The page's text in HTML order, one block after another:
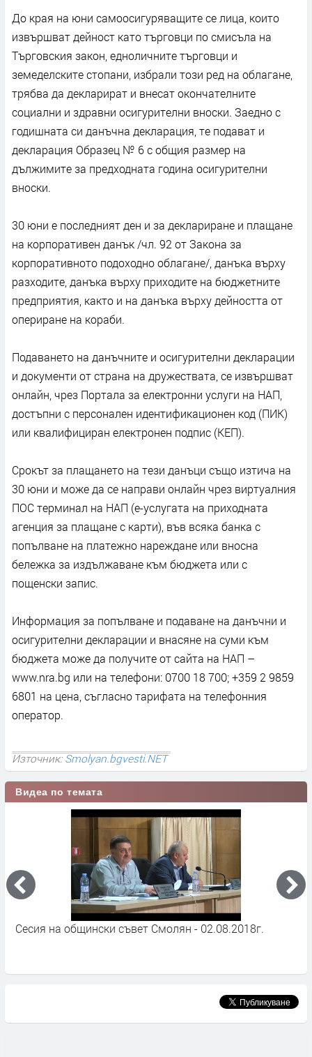
До края на юни самоосигуряващите се лица, които
извършват дейност като търговци по смисъла на
Търговския закон, едноличните търговци и
земеделските стопани, избрали този ред на облагане,
трябва да декларират и внесат окончателните
социални и здравни осигурителни вноски. Заедно с
годишната си данъчна декларация, те подават и
декларация Образец № 6 с общия размер на
дължимите за предходната година осигурителни
вноски.
30 юни е последният ден и за деклариране и плащане
на корпоративен данък /чл. 92 от Закона за
корпоративното подоходно облагане/, данъка върху
разходите, данъка върху приходите на бюджетните
предприятия, както и на данъка върху дейността от
опериране на кораби.
Подаването на данъчните и осигурителни декларации
и документи от страна на дружествата, се извършват
онлайн, чрез Портала за електронни услуги на НАП,
достъпни с персонален идентификационен код (ПИК)
или квалифициран електронен подпис (КЕП).
Срокът за плащането на тези данъци също изтича на
30 юни и може да се направи онлайн чрез виртуалния
ПОС терминал на НАП (е-услугата на приходната
агенция за плащане с карти), във всяка банка с
попълване на платежно нареждане или вносна
бележка за издължаване към бюджета или с
пощенски запис.
Информация за попълване и подаване на данъчни и
осигурителни декларации и внасяне на суми към
бюджета може да получите от сайта на НАП –
www.nra.bg или на телефони: 0700 18 700; +359 2 9859
6801 на цена, съгласно тарифата на телефонния
оператор.
Източник:Smolyan.bgvesti.NET
Видеа по темата
Сесия на общински съвет Смолян - 02.08.2018г.